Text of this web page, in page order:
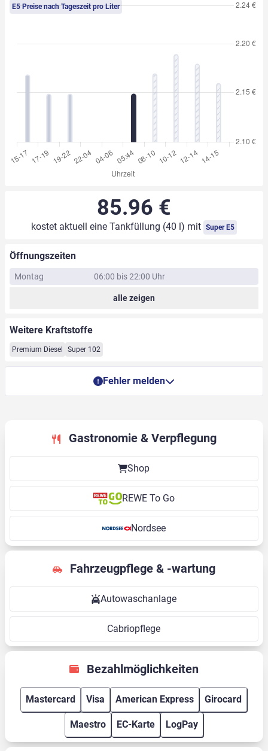
E5 Preise nach Tageszeit pro Liter
85.96 €
kostet aktuell eine Tankfüllung (40 l) mit Super E5
Öffnungszeiten
Montag 06:00 bis 22:00 Uhr
alle zeigen
Weitere Kraftstoffe
Premium Diesel Super 102
Fehler melden
Gastronomie & Verpflegung
Shop
REWE To Go
Nordsee
Fahrzeugpflege & -wartung
Autowaschanlage
Cabriopflege
Bezahlmöglichkeiten
Mastercard Visa American Express Girocard
Maestro EC-Karte LogPay